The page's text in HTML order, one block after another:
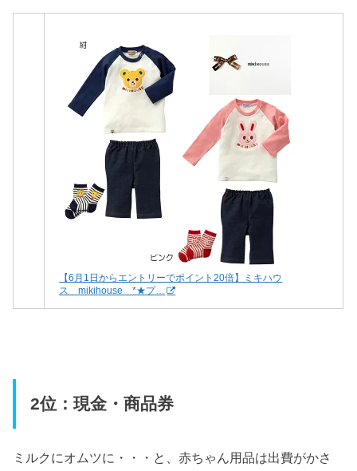
【6月1日からエントリーでポイント20倍】ミキハウ
ス mikihouse *★プ…
2位：現金・商品券
ミルクにオムツに・・・と、赤ちゃん用品は出費がかさ